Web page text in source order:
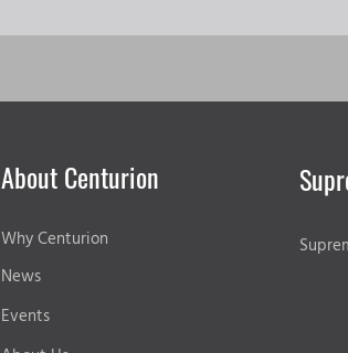
About Centurion
Why Centurion
News
Events